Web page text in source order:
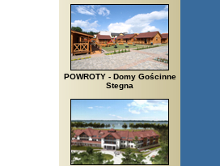
POWROTY - Domy Gościnne
Stegna